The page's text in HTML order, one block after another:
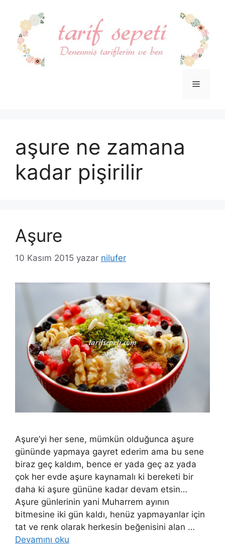
Menü
aşure ne zamana
kadar pişirilir
Aşure
10 Kasım 2015 yazar nilufer
Aşure’yi her sene, mümkün olduğunca aşure
gününde yapmaya gayret ederim ama bu sene
biraz geç kaldım, bence er yada geç az yada
çok her evde aşure kaynamalı ki bereketi bir
daha ki aşure gününe kadar devam etsin…
Aşure günlerinin yani Muharrem ayının
bitmesine iki gün kaldı, henüz yapmayanlar için
tat ve renk olarak herkesin beğenisini alan …
Devamını oku